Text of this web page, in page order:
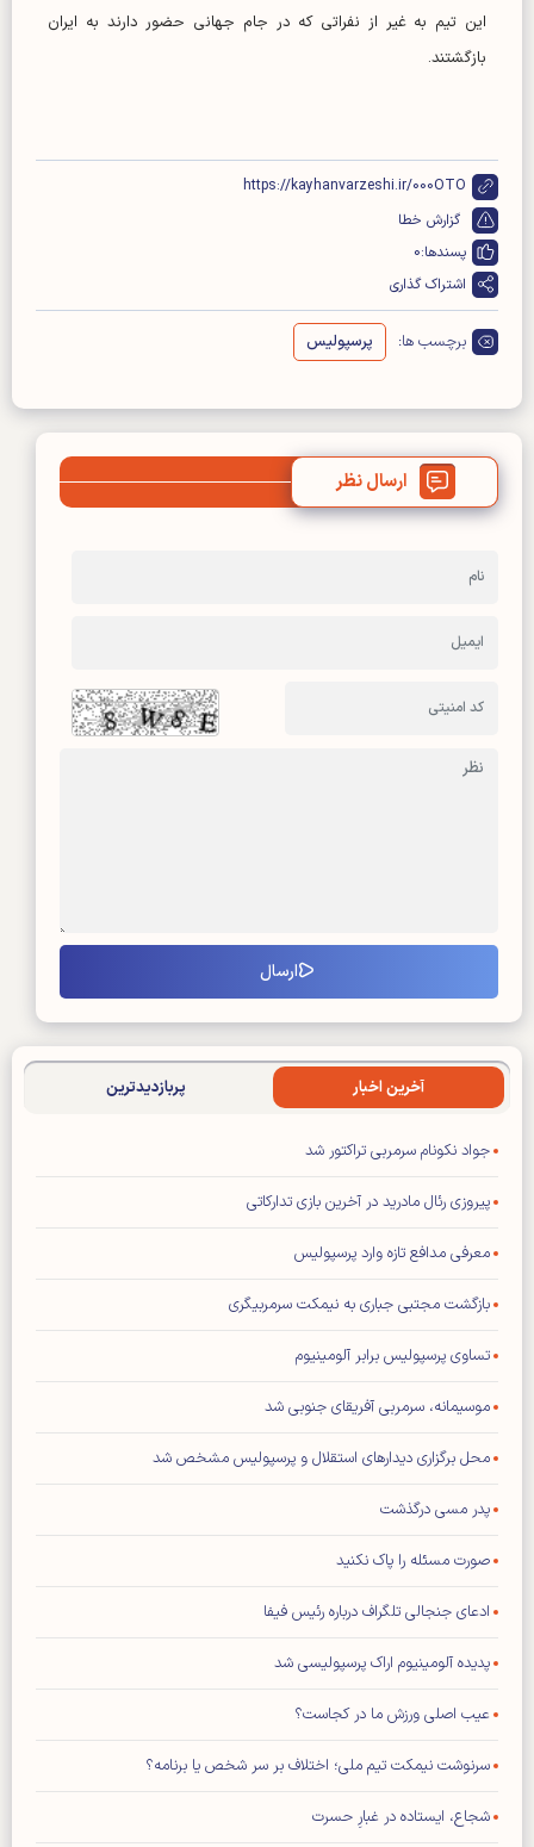
این تیم به غیر از نفراتی که در جام جهانی حضور دارند به ایران
بازگشتند.
https://kayhanvarzeshi.ir/000OTO
گزارش خطا
پسندها:0
اشتراک گذاری
برچسب ها: پرسپولیس
ارسال نظر
آخرین اخبار پربازدیدترین
جواد نکونام سرمربی تراکتور شد
پیروزی رئال مادرید در آخرین بازی تدارکاتی
معرفی مدافع تازه وارد پرسپولیس
بازگشت مجتبی جباری به نیمکت سرمربیگری
تساوی پرسپولیس برابر آلومینیوم
موسیمانه، سرمربی آفریقای جنوبی شد
محل برگزاری دیدار‌های استقلال و پرسپولیس مشخص شد
پدر مسی درگذشت
صورت مسئله را پاک نکنید
ادعای جنجالی تلگراف درباره رئیس فیفا
پدیده آلومینیوم اراک پرسپولیسی شد
عیب اصلی ورزش ما در کجاست؟
سرنوشت نیمکت تیم ملی؛ اختلاف بر سر شخص یا برنامه؟
شجاع، ایستاده در غبارِ حسرت